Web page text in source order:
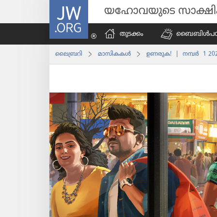
JW.ORG യഹോവയുടെ
തുടക്കം
ലൈബ്രറി മാസി​കകൾ ഉണരുക! | നമ്പര്‍ 1